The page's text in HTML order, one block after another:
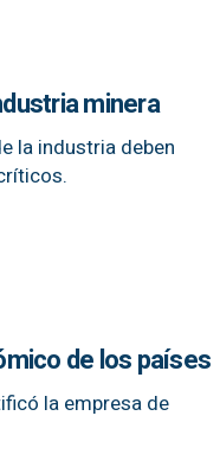
minera
la industria deben
de los países
la empresa de